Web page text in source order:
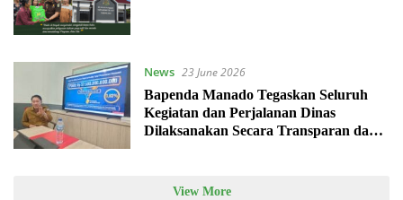
News 23 June 2026
Bapenda Manado Tegaskan Seluruh
Kegiatan dan Perjalanan Dinas
Dilaksanakan Secara Transparan dan
View More